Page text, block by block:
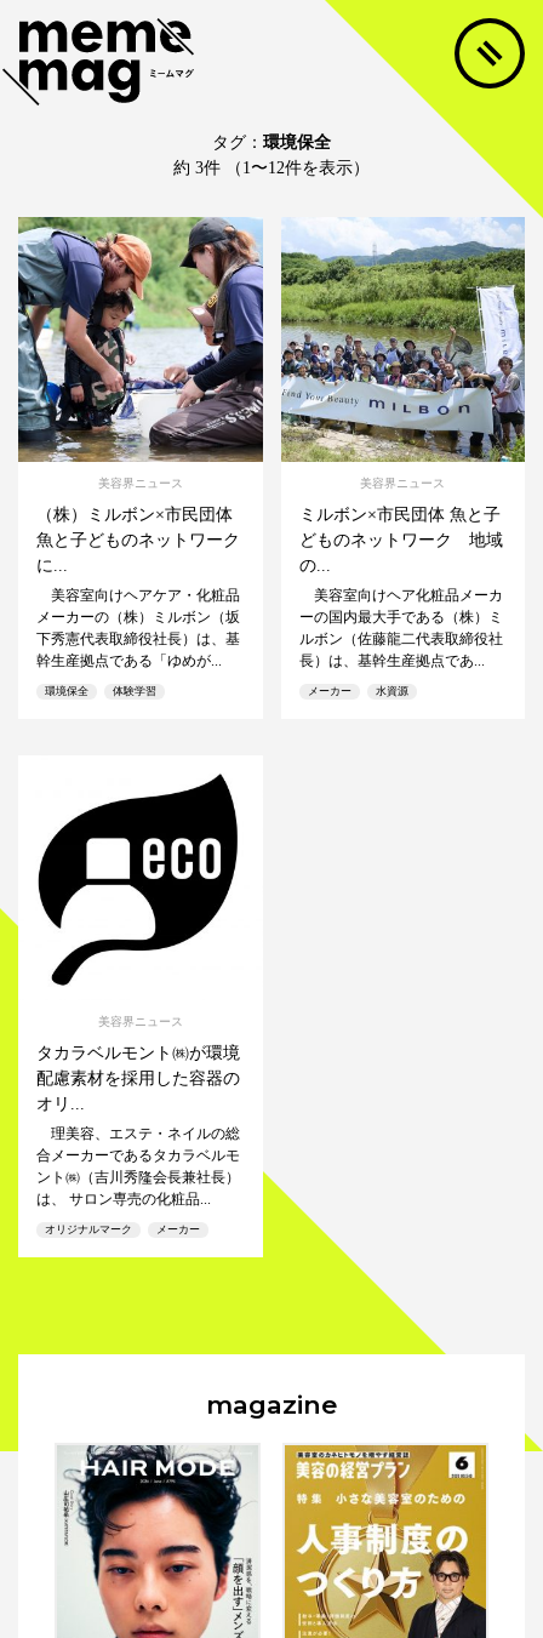
タグ： 環境保全
約 3件 （1〜12件を表示）
美容界ニュース
（株）ミルボン×市民団体
魚と子どものネットワーク
に...
美容室向けヘアケア・化粧品
メーカーの（株）ミルボン（坂
下秀憲代表取締役社長）は、基
幹生産拠点である「ゆめが...
環境保全 体験学習
美容界ニュース
ミルボン×市民団体 魚と子
どものネットワーク 地域
の...
美容室向けヘア化粧品メーカ
ーの国内最大手である（株）ミ
ルボン（佐藤龍二代表取締役社
長）は、基幹生産拠点であ...
メーカー 水資源
美容界ニュース
タカラベルモント㈱が環境
配慮素材を採用した容器の
オリ...
理美容、エステ・ネイルの総
合メーカーであるタカラベルモ
ント㈱（吉川秀隆会長兼社長）
は、 サロン専売の化粧品...
オリジナルマーク メーカー
magazine